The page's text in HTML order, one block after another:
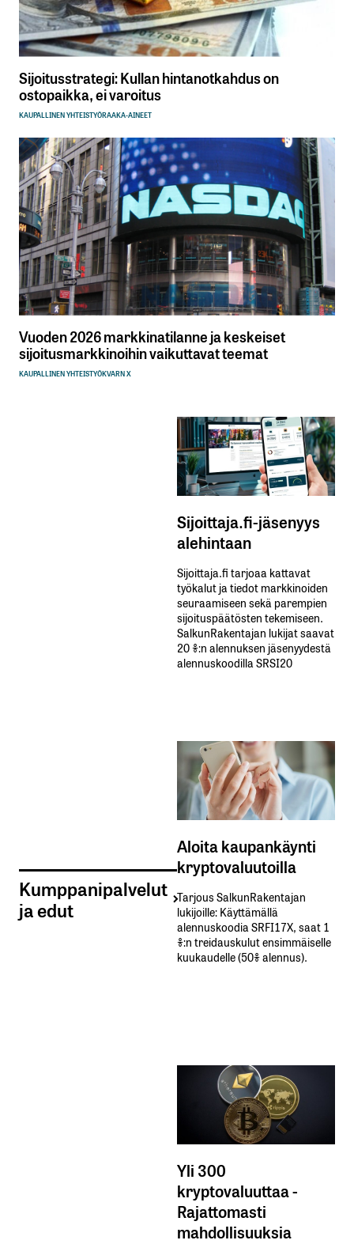
Sijoitusstrategi: Kullan hintanotkahdus on
ostopaikka, ei varoitus
KAUPALLINEN YHTEISTYÖRAAKA-AINEET
Vuoden 2026 markkinatilanne ja keskeiset
sijoitusmarkkinoihin vaikuttavat teemat
KAUPALLINEN YHTEISTYÖKVARN X
Kumppanipalvelut
ja edut
Sijoittaja.fi-jäsenyys
alehintaan
Sijoittaja.fi tarjoaa kattavat
työkalut ja tiedot markkinoiden
seuraamiseen sekä parempien
sijoituspäätösten tekemiseen.
SalkunRakentajan lukijat saavat
20 %:n alennuksen jäsenyydestä
alennuskoodilla SRSI20
Aloita kaupankäynti
kryptovaluutoilla
Tarjous SalkunRakentajan
lukijoille: Käyttämällä​ ​
alennuskoodia​ ​SRFI17X,​ ​saat​ ​1
%:n treidauskulut​ ​ensimmäiselle​ ​
kuukaudelle​ ​(50%​ ​alennus).
Yli 300
kryptovaluuttaa -
Rajattomasti
mahdollisuuksia